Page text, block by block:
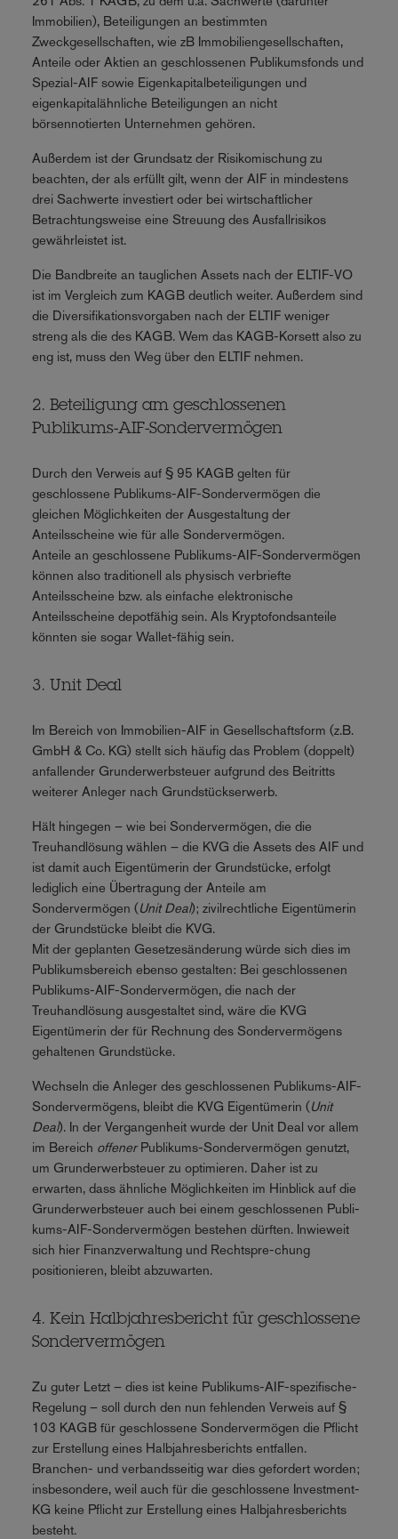
Immobilien), Beteiligungen an bestimmten
Zweckgesellschaften, wie zB Immobiliengesellschaften,
Anteile oder Aktien an geschlossenen Publikumsfonds und
Spezial-AIF sowie Eigenkapitalbeteiligungen und
eigenkapitalähnliche Beteiligungen an nicht
börsennotierten Unternehmen gehören.
Außerdem ist der Grundsatz der Risikomischung zu
beachten, der als erfüllt gilt, wenn der AIF in mindestens
drei Sachwerte investiert oder bei wirtschaftlicher
Betrachtungsweise eine Streuung des Ausfallrisikos
gewährleistet ist.
Die Bandbreite an tauglichen Assets nach der ELTIF-VO
ist im Vergleich zum KAGB deutlich weiter. Außerdem sind
die Diversifikationsvorgaben nach der ELTIF weniger
streng als die des KAGB. Wem das KAGB-Korsett also zu
eng ist, muss den Weg über den ELTIF nehmen.
2. Beteiligung am geschlossenen
Publikums-AIF-Sondervermögen
Durch den Verweis auf § 95 KAGB gelten für
geschlossene Publikums-AIF-Sondervermögen die
gleichen Möglichkeiten der Ausgestaltung der
Anteilsscheine wie für alle Sondervermögen.
Anteile an geschlossene Publikums-AIF-Sondervermögen
können also traditionell als physisch verbriefte
Anteilsscheine bzw. als einfache elektronische
Anteilsscheine depotfähig sein. Als Kryptofondsanteile
könnten sie sogar Wallet-fähig sein.
3. Unit Deal
Im Bereich von Immobilien-AIF in Gesellschaftsform (z.B.
GmbH & Co. KG) stellt sich häufig das Problem (doppelt)
anfallender Grunderwerbsteuer aufgrund des Beitritts
weiterer Anleger nach Grundstückserwerb.
Hält hingegen – wie bei Sondervermögen, die die
Treuhandlösung wählen – die KVG die Assets des AIF und
ist damit auch Eigentümerin der Grundstücke, erfolgt
lediglich eine Übertragung der Anteile am
Sondervermögen (Unit Deal); zivilrechtliche Eigentümerin
der Grundstücke bleibt die KVG.
Mit der geplanten Gesetzesänderung würde sich dies im
Publikumsbereich ebenso gestalten: Bei geschlossenen
Publikums-AIF-Sondervermögen, die nach der
Treuhandlösung ausgestaltet sind, wäre die KVG
Eigentümerin der für Rechnung des Sondervermögens
gehaltenen Grundstücke.
Wechseln die Anleger des geschlossenen Publikums-AIF-
Sondervermögens, bleibt die KVG Eigentümerin (Unit
Deal). In der Vergangenheit wurde der Unit Deal vor allem
im Bereich offener Publikums-Sondervermögen genutzt,
um Grunderwerbsteuer zu optimieren. Daher ist zu
erwarten, dass ähnliche Möglichkeiten im Hinblick auf die
Grunderwerbsteuer auch bei einem geschlossenen Publi-
kums-AIF-Sondervermögen bestehen dürften. Inwieweit
sich hier Finanzverwaltung und Rechtspre-chung
positionieren, bleibt abzuwarten.
4. Kein Halbjahresbericht für geschlossene
Sondervermögen
Zu guter Letzt – dies ist keine Publikums-AIF-spezifische-
Regelung – soll durch den nun fehlenden Verweis auf §
103 KAGB für geschlossene Sondervermögen die Pflicht
zur Erstellung eines Halbjahresberichts entfallen.
Branchen- und verbandsseitig war dies gefordert worden;
insbesondere, weil auch für die geschlossene Investment-
KG keine Pflicht zur Erstellung eines Halbjahresberichts
besteht.